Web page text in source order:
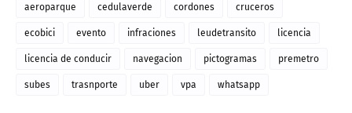
aeroparque cedulaverde cordones cruceros
ecobici evento infraciones leudetransito licencia
licencia de conducir navegacion pictogramas premetro
subes trasnporte uber vpa whatsapp